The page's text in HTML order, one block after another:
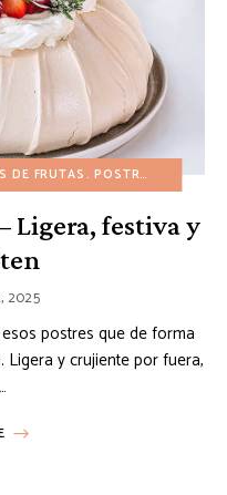
DE FRUTAS POSTRES FÁCILES
Ligera, festiva y
2025
postres que de forma
Ligera y crujiente por fuera,